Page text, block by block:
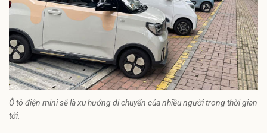
Ô tô điện mini sẽ là xu hướng di chuyển của nhiều người trong thời gian
tới.